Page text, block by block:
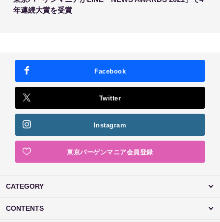
年連続大賞を受賞
Facebook
Twitter
Instagram
東京バーゲンマニア会員登録
CATEGORY
CONTENTS